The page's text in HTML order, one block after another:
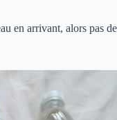
en arrivant, alors pas de